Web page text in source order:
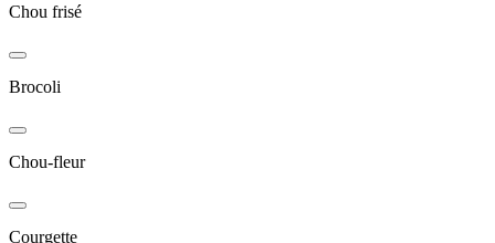
Chou frisé
Brocoli
Chou-fleur
Courgette